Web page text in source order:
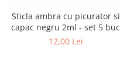
Sticla ambra cu picurator si
capac negru 2ml - set 5 buc
12,00 Lei